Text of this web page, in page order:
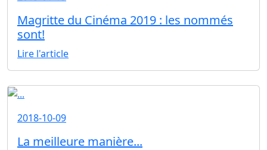
Magritte du Cinéma 2019 : les nommés
sont!
Lire l'article
2018-10-09
La meilleure manière...